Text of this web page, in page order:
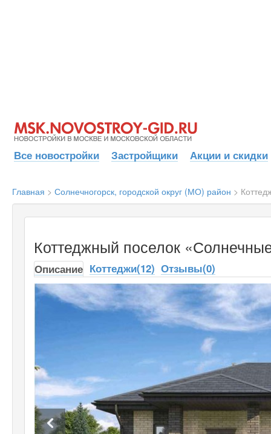
Все новостройки Застройщики Акции и скидки
Главная > Солнечногорск, городской округ (МО) район >
Коттеджный поселок
Описание Коттеджи(12) Отзывы(0)